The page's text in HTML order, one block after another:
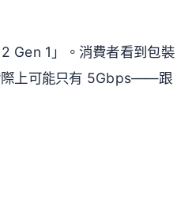
Gen 1」。消費者看到包裝
際上可能只有 5Gbps——跟